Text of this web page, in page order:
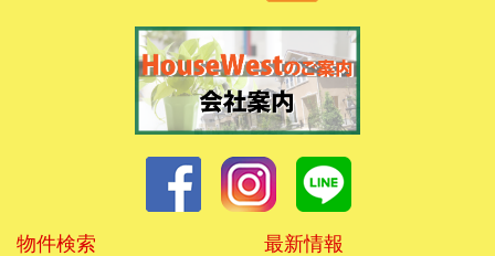
物件検索 最新情報